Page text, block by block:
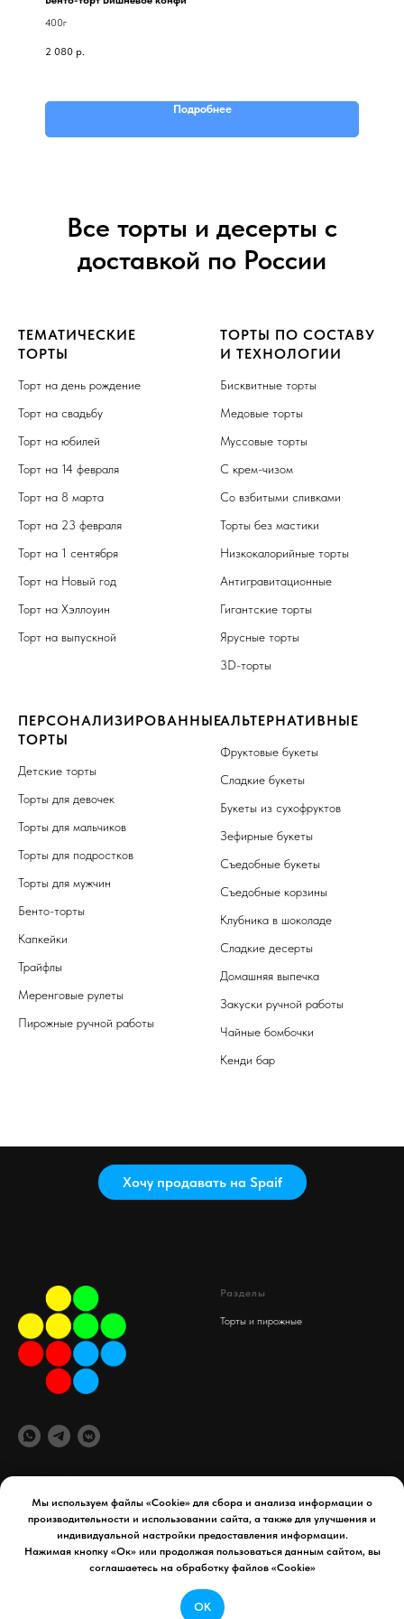
Мы используем файлы «Cookie» для сбора и анализа информации о
производительности и использовании сайта, а также для улучшения и
индивидуальной настройки предоставления информации.
Нажимая кнопку «Ок» или продолжая пользоваться данным сайтом, вы
соглашаетесь на обработку файлов «Cookie»
ОК
400г
2 080 р.
Подробнее
Все торты и десерты с
доставкой по России
ТЕМАТИЧЕСКИЕ
ТОРТЫ
Торт на день рождение
Торт на свадьбу
Торт на юбилей
Торт на 14 февраля
Торт на 8 марта
Торт на 23 февраля
Торт на 1 сентября
Торт на Новый год
Торт на Хэллоуин
Торт на выпускной
ТОРТЫ ПО СОСТАВУ
И ТЕХНОЛОГИИ
Бисквитные торты
Медовые торты
Муссовые торты
С крем-чизом
Со взбитыми сливками
Торты без мастики
Низкокалорийные торты
Антигравитационные
Гигантские торты
Ярусные торты
3D-торты
ПЕРСОНАЛИЗИРОВАННЫЕ
ТОРТЫ
Детские торты
Торты для девочек
Торты для мальчиков
Торты для подростков
Торты для мужчин
Бенто-торты
Капкейки
Трайфлы
Меренговые рулеты
Пирожные ручной работы
АЛЬТЕРНАТИВНЫЕ
Фруктовые букеты
Сладкие букеты
Букеты из сухофруктов
Зефирные букеты
Съедобные букеты
Съедобные корзины
Клубника в шоколаде
Сладкие десерты
Домашняя выпечка
Закуски ручной работы
Чайные бомбочки
Кенди бар
Хочу продавать на Spaif
© 2025 Spaif
Разделы
Торты и пирожные
офис компании
maydex.store@gmail.com
Уфа, 50 лет СССР д. 34
Документы
Реквизиты компании
Политика конфиденциальности